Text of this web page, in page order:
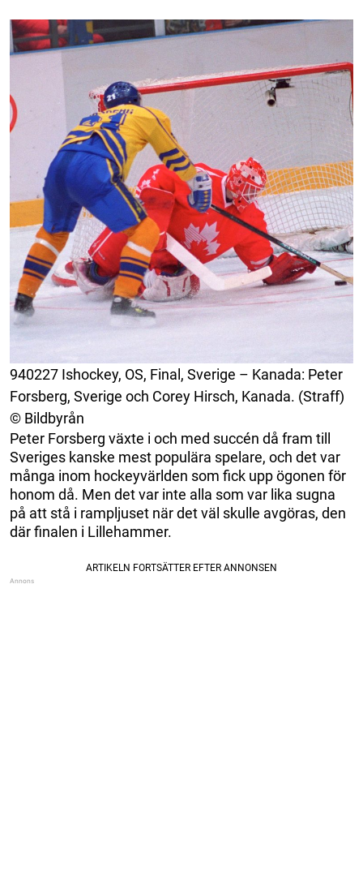
940227 Ishockey, OS, Final, Sverige – Kanada: Peter
Forsberg, Sverige och Corey Hirsch, Kanada. (Straff)
© Bildbyrån
Peter Forsberg växte i och med succén då fram till
Sveriges kanske mest populära spelare, och det var
många inom hockeyvärlden som fick upp ögonen för
honom då. Men det var inte alla som var lika sugna
på att stå i rampljuset när det väl skulle avgöras, den
där finalen i Lillehammer.